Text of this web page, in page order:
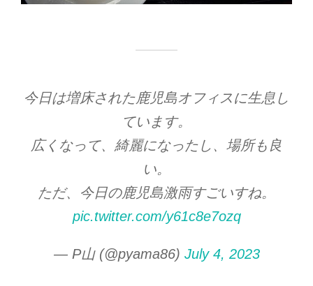
今日は増床された鹿児島オフィスに生息し
ています。
広くなって、綺麗になったし、場所も良
い。
ただ、今日の鹿児島激雨すごいすね。
pic.twitter.com/y61c8e7ozq
— P山 (@pyama86) July 4, 2023